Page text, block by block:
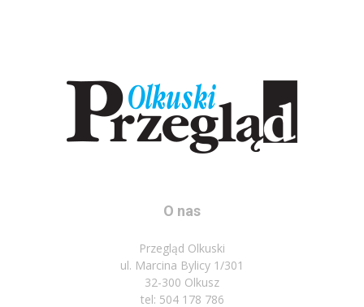
O nas
Przegląd Olkuski
ul. Marcina Bylicy 1/301
32-300 Olkusz
tel: 504 178 786